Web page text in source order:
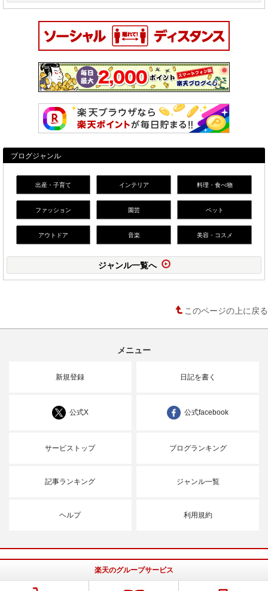
ブログジャンル
出産・子育て インテリア 料理・食べ物
ファッション 園芸 ペット
アウトドア 音楽 美容・コスメ
ジャンル一覧へ
このページの上に戻る
メニュー
新規登録 日記を書く
公式X 公式facebook
サービストップ ブログランキング
記事ランキング ジャンル一覧
ヘルプ 利用規約
楽天のグループサービス